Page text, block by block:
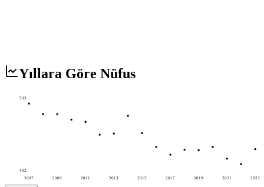
Yıllara Göre Nüfus
2007 2009 2011 2013 2015 2017 2019 2021 2023
533
402